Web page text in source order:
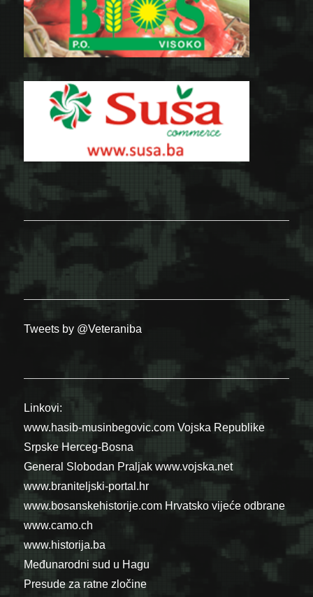
Tweets by @Veteraniba
Linkovi:
www.hasib-musinbegovic.com Vojska Republike
Srpske Herceg-Bosna
General Slobodan Praljak www.vojska.net
www.braniteljski-portal.hr
www.bosanskehistorije.com Hrvatsko vijeće odbrane
www.camo.ch
www.historija.ba
Međunarodni sud u Hagu
Presude za ratne zločine